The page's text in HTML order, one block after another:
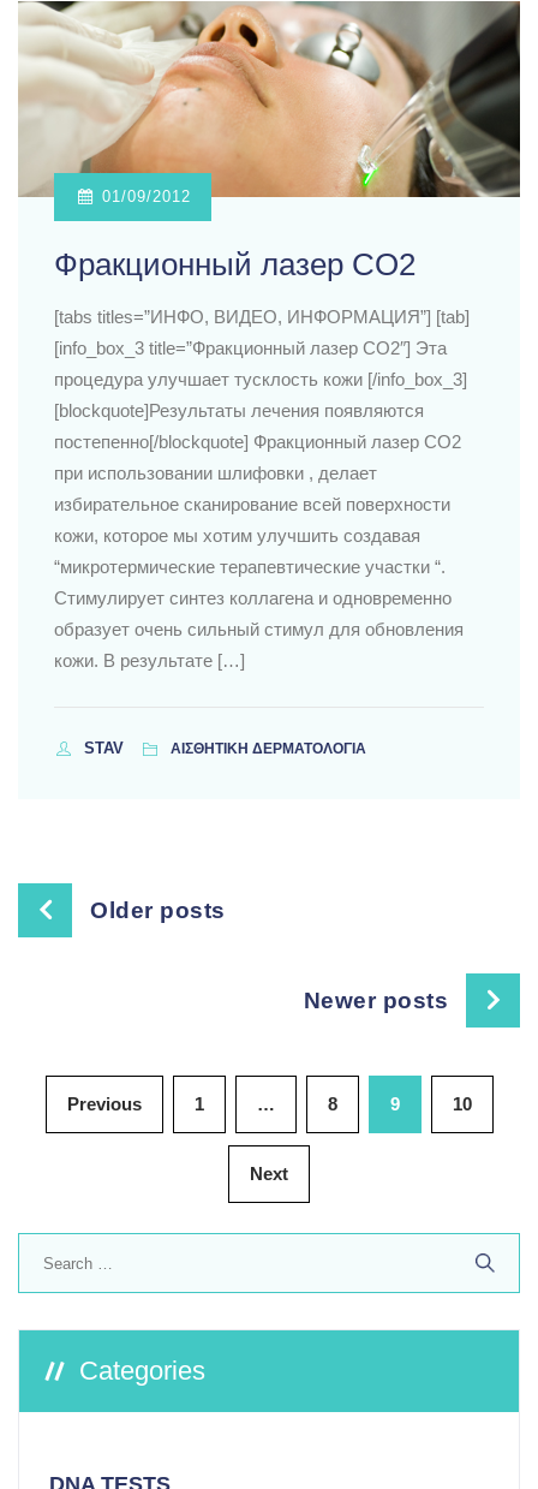
01/09/2012
Фракционный лазер CO2
[tabs titles=”ИНФО, ВИДЕО, ИНФОРМАЦИЯ”] [tab]
[info_box_3 title=”Фракционный лазер CO2″] Эта
процедура улучшает тусклость кожи [/info_box_3]
[blockquote]Результаты лечения появляются
постепенно[/blockquote] Фракционный лазер CO2
при использовании шлифовки , делает
избирательное сканирование всей поверхности
кожи, которое мы хотим улучшить создавая
“микротермические терапевтические участки “.
Стимулирует синтез коллагена и одновременно
образует очень сильный стимул для обновления
кожи. В результате […]
STAV ΑΙΣΘΗΤΙΚΗ ΔΕΡΜΑΤΟΛΟΓΙΑ
Posts
Older posts
Newer posts
Posts
pagination
Previous 1 … 8 9 10
Next
Categories